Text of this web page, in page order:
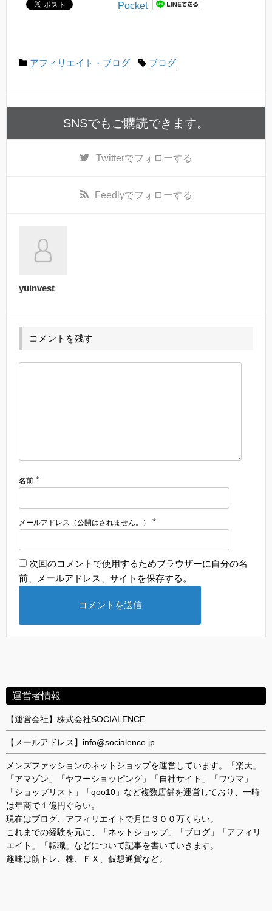
Pocket
アフィリエイト・ブログ ブログ
SNSでもご購読できます。
Twitterでフォローする
Feedlyでフォローする
yuinvest
コメントを残す
名前 *
メールアドレス（公開はされません。） *
次回のコメントで使用するためブラウザーに自分の名
前、メールアドレス、サイトを保存する。
運営者情報
【運営会社】株式会社SOCIALENCE
【メールアドレス】info@socialence.jp
メンズファッションのネットショップを運営しています。「楽天」
「アマゾン」「ヤフーショッピング」「自社サイト」「ワウマ」
「ショップリスト」「qoo10」など複数店舗を運営しており、一時
は年商で１億円ぐらい。
現在はブログ、アフィリエイトで月に３００万くらい。
これまでの経験を元に、「ネットショップ」「ブログ」「アフィリ
エイト」「転職」などについて記事を書いていきます。
趣味は筋トレ、株、ＦＸ、仮想通貨など。